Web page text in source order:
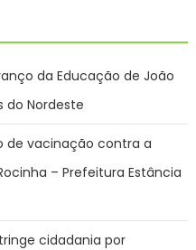
da Educação de João
do Nordeste
de vacinação contra a
– Prefeitura Estância
cidadania por